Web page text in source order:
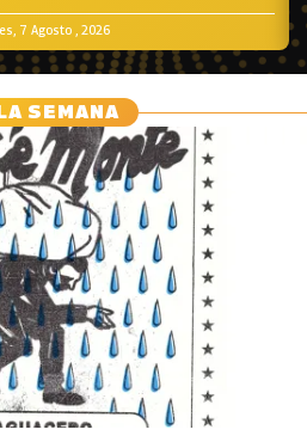
7 Agosto , 2026
SEMANA